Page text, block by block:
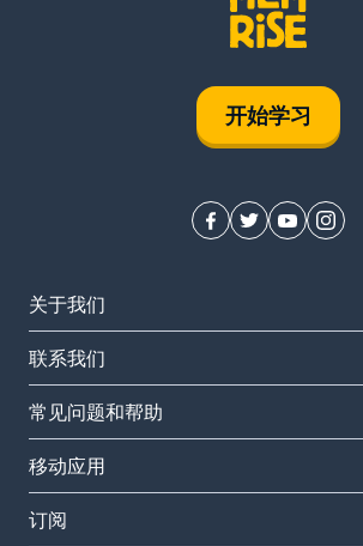
开始学习
关于我们
联系我们
常见问题和帮助
移动应用
订阅